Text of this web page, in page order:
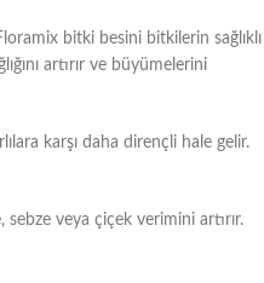
bitki besini bitkilerin sağlıklı
artırır ve büyümelerini
karşı daha dirençli hale gelir.
veya çiçek verimini artırır.